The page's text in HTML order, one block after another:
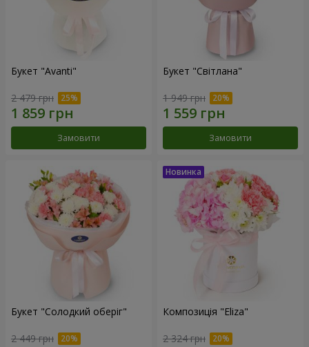
Букет "Avanti"
2 479 грн
Замовити
Букет "Світлана"
1 949 грн
Замовити
Букет "Солодкий оберіг"
2 449 грн
Композиція "Eliza"
2 324 грн